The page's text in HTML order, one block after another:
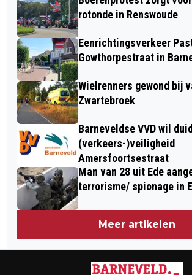
OUDEREN DIE NOG
WONEN
rotonde in Renswoude
Eenrichtingsverkeer
Gowthorpestraat in
Wielrenners gewond bij
Zwartebroek
Barneveldse VVD wil
(verkeers-)veiligheid
Amersfoortsestraat
Man van 28 uit Ede
terrorisme/ spionage in
Meer artikelen